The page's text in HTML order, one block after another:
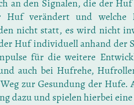
an den Signalen, die der
verändert und welche
nicht statt, es wird nicht
Huf individuell anhand
für die weitere
auch bei Hufrehe,
zur Gesundung der
dazu und spielen hierbei